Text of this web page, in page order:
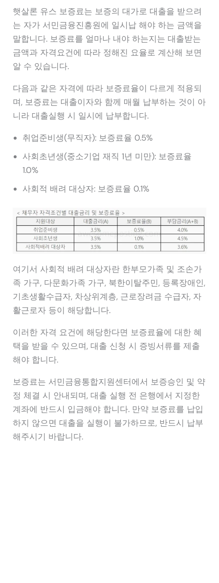
햇살론 유스 보증료는 보증의 대가로 대출을 받으려
는 자가 서민금융진흥원에 일시납 해야 하는 금액을
말합니다. 보증료를 얼마나 내야 하는지는 대출받는
금액과 자격요건에 따라 정해진 요율로 계산해 보면
알 수 있습니다.
다음과 같은 자격에 따라 보증료율이 다르게 적용되
며, 보증료는 대출이자와 함께 매월 납부하는 것이 아
니라 대출실행 시 일시에 납부합니다.
취업준비생(무직자): 보증료율 0.5%
사회초년생(중소기업 재직 1년 미만): 보증료율
1.0%
사회적 배려 대상자: 보증료율 0.1%
여기서 사회적 배려 대상자란 한부모가족 및 조손가
족 가구, 다문화가족 가구, 북한이탈주민, 등록장애인,
기초생활수급자, 차상위계층, 근로장려금 수급자, 자
활근로자 등이 해당합니다.
이러한 자격 요건에 해당한다면 보증료율에 대한 혜
택을 받을 수 있으며, 대출 신청 시 증빙서류를 제출
해야 합니다.
보증료는 서민금융통합지원센터에서 보증승인 및 약
정 체결 시 안내되며, 대출 실행 전 은행에서 지정한
계좌에 반드시 입금해야 합니다. 만약 보증료를 납입
하지 않으면 대출을 실행이 불가하므로, 반드시 납부
해주시기 바랍니다.